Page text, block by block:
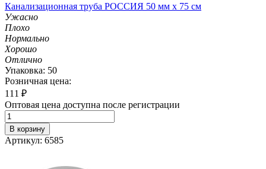
Канализационная труба РОССИЯ 50 мм х 75 см
Ужасно
Плохо
Нормально
Хорошо
Отлично
Упаковка: 50
Розничная цена:
111 ₽
Оптовая цена доступна после регистрации
В корзину
Артикул: 6585